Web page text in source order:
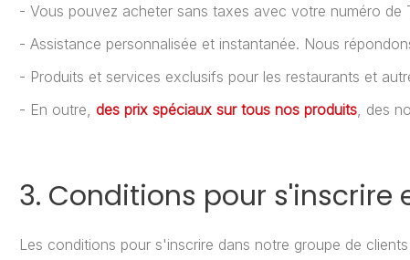
- Vous pouvez acheter sans taxes avec votre numéro de
- Assistance personnalisée et instantanée. Nous
- Produits et services exclusifs pour les restaurants et
- En outre, des prix spéciaux sur tous nos produits , des
3. Conditions pour s'inscrire
Les conditions pour s'inscrire dans notre groupe de